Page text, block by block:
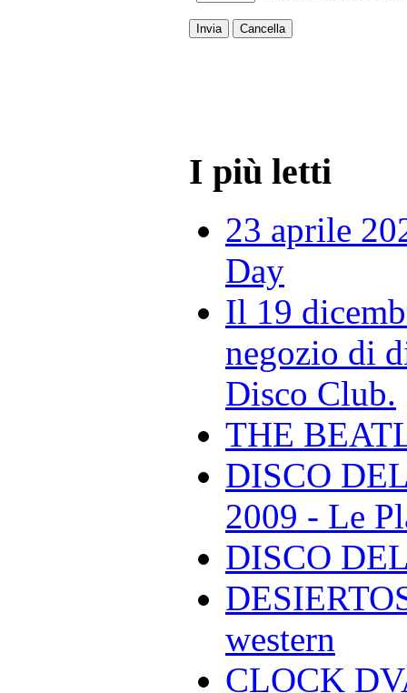
Invia Cancella
I più letti
23 aprile
Day
Il 19
negozio di
Disco Club.
THE
DISCO
2009 - Le
DISCO
western
CLOCK